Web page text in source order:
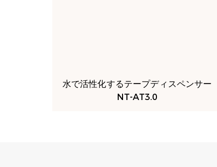
水で活性化するテープディスペンサー
NT-AT3.0